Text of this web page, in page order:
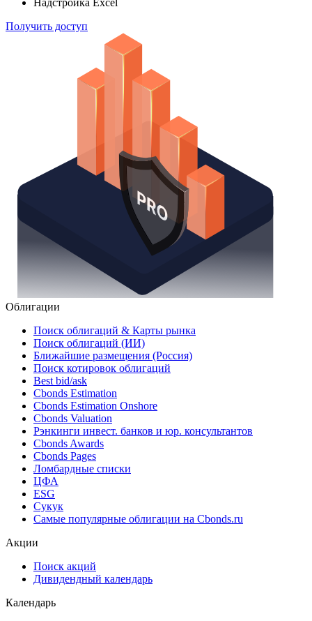
Поиск облигаций
Надстройка Excel
Получить доступ
Облигации
Поиск облигаций & Карты рынка
Поиск облигаций (ИИ)
Ближайшие размещения (Россия)
Поиск котировок облигаций
Best bid/ask
Cbonds Estimation
Cbonds Estimation Onshore
Cbonds Valuation
Рэнкинги инвест. банков и юр. консультантов
Cbonds Awards
Cbonds Pages
Ломбардные списки
ESG
Самые популярные облигации на Cbonds.ru